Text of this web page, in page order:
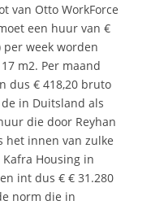
van Otto WorkForce
een huur van €
per week worden
m2. Per maand
dus € 418,20 bruto
in Duitsland als
die door Reyhan
het innen van zulke
Housing in
int dus € € 31.280
norm die in